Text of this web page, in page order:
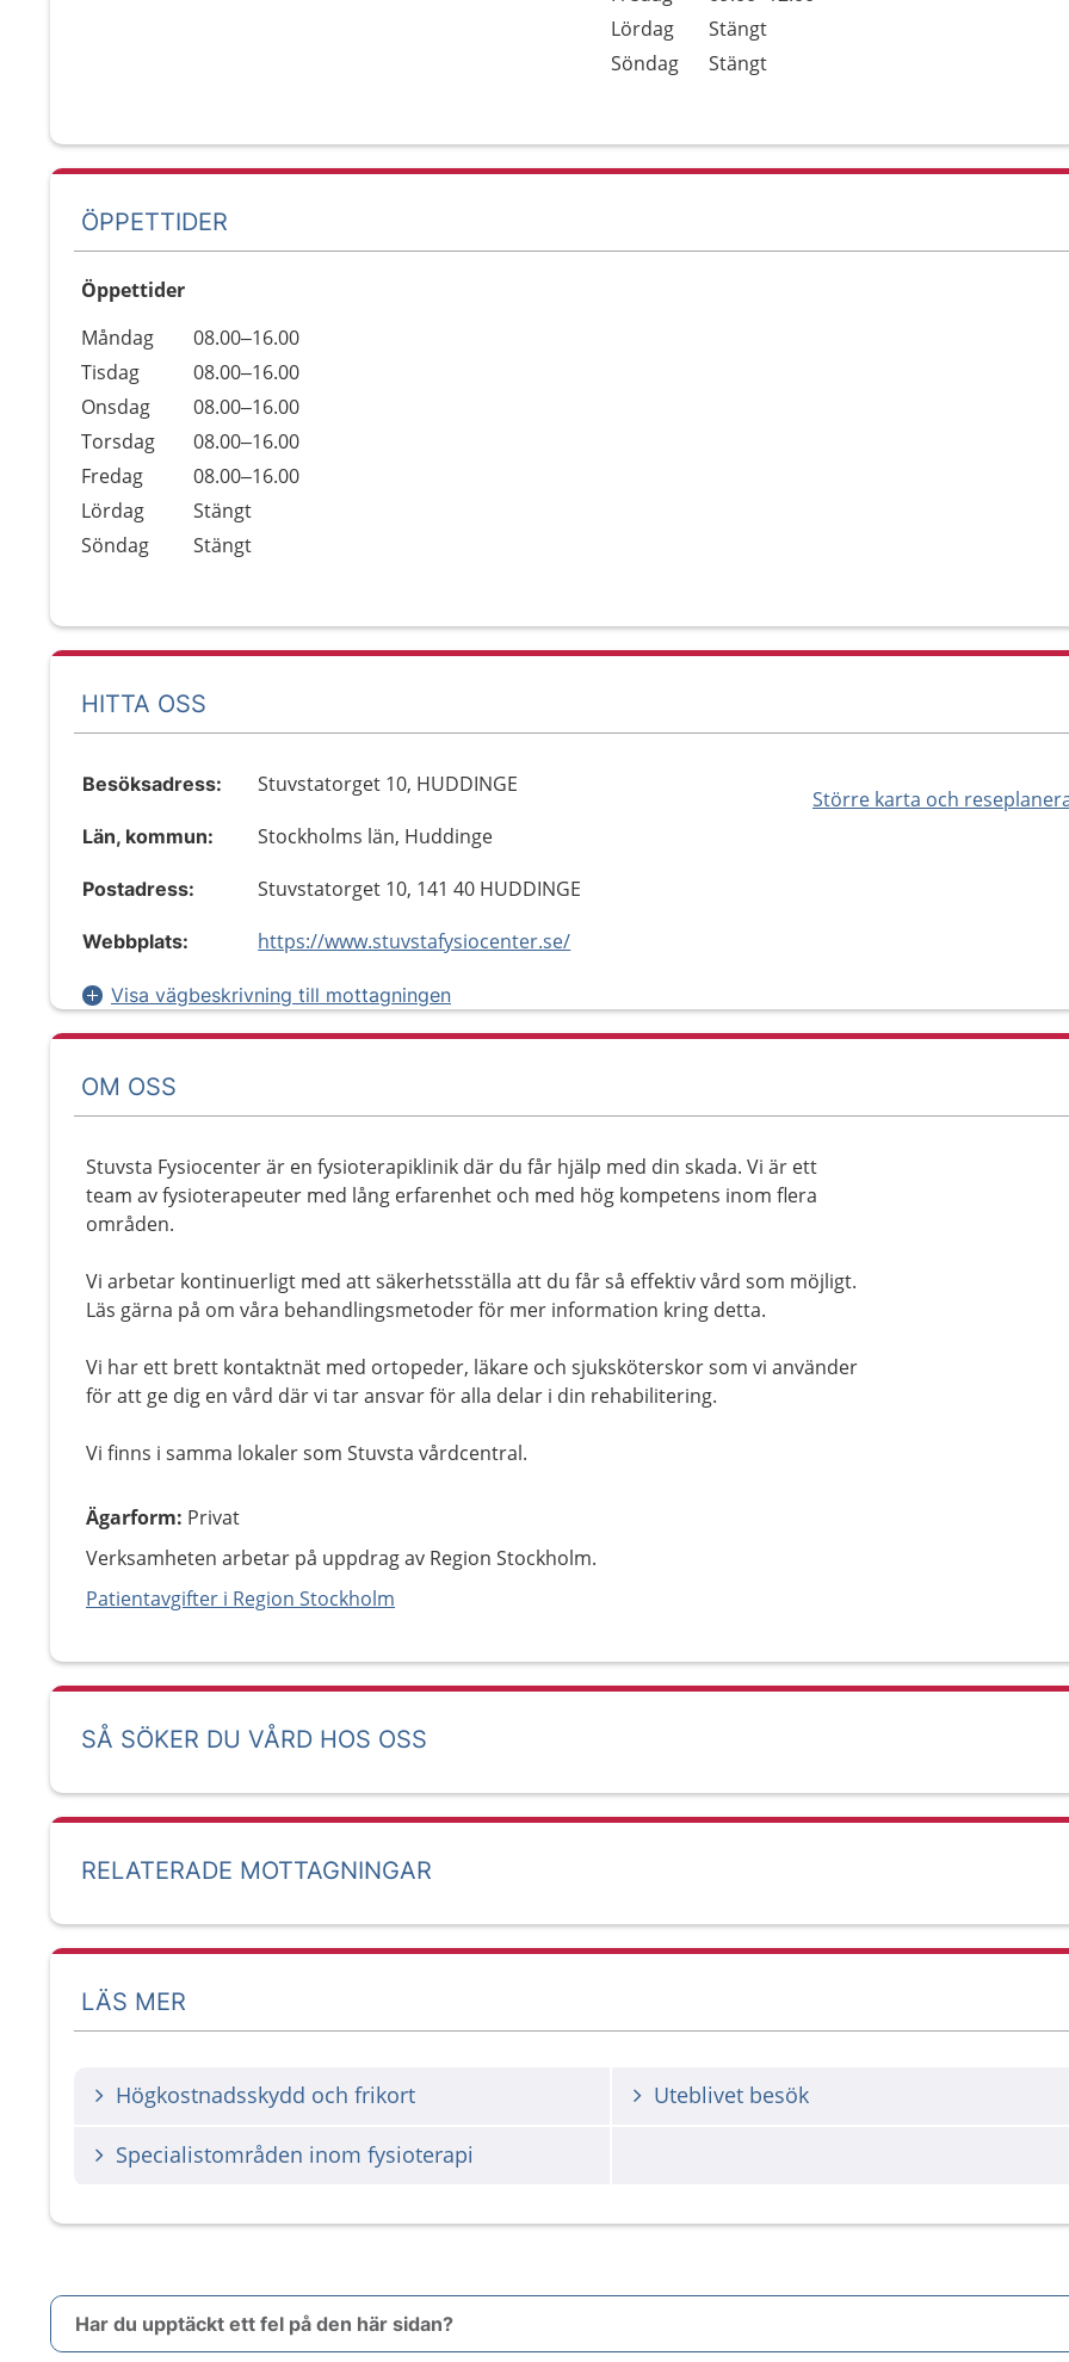
Lördag
Stängt
Söndag
Stängt
ÖPPETTIDER
Öppettider
Dag
Öppettider
Kommentarer
Måndag
08.00–16.00
Tisdag
08.00–16.00
Onsdag
08.00–16.00
Torsdag
08.00–16.00
Fredag
08.00–16.00
Lördag
Stängt
Söndag
Stängt
HITTA OSS
Större karta och
Besöksadress: Stuvstatorget 10, HUDDINGE
Län, kommun: Stockholms län, Huddinge
Postadress: Stuvstatorget 10, 141 40 HUDDINGE
Webbplats: https://www.stuvstafysiocenter.se/
Visa vägbeskrivning till mottagningen
OM OSS
Stuvsta Fysiocenter är en fysioterapiklinik där du får hjälp med din skada. Vi är ett
team av fysioterapeuter med lång erfarenhet och med hög kompetens inom flera
områden.
Vi arbetar kontinuerligt med att säkerhetsställa att du får så effektiv vård som möjligt.
Läs gärna på om våra behandlingsmetoder för mer information kring detta.
Vi har ett brett kontaktnät med ortopeder, läkare och sjuksköterskor som vi använder
för att ge dig en vård där vi tar ansvar för alla delar i din rehabilitering.
Vi finns i samma lokaler som Stuvsta vårdcentral.
Ägarform: Privat
Verksamheten arbetar på uppdrag av Region Stockholm.
Patientavgifter i Region Stockholm
SÅ SÖKER DU VÅRD HOS OSS
RELATERADE MOTTAGNINGAR
LÄS MER
Högkostnadsskydd och frikort Uteblivet besök
Specialistområden inom fysioterapi
Har du upptäckt ett fel på den här sidan?